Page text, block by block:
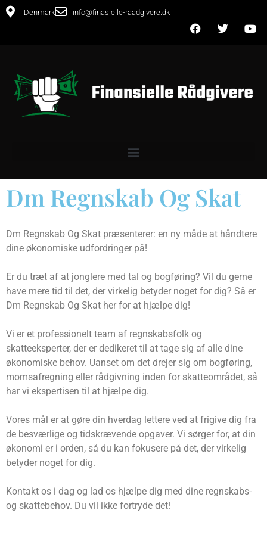
Denmark info@finasielle-raadgivere.dk
Dm Regnskab Og Skat
Dm Regnskab Og Skat præsenterer: en ny måde at håndtere
dine økonomiske udfordringer på!
Er du træt af at jonglere med tal og bogføring? Vil du gerne
have mere tid til det, der virkelig betyder noget for dig? Så er
Dm Regnskab Og Skat her for at hjælpe dig!
Vi er et professionelt team af regnskabsfolk og
skatteeksperter, der er dedikeret til at tage sig af alle dine
økonomiske behov. Uanset om det drejer sig om bogføring,
momsafregning eller rådgivning inden for skatteområdet, så
har vi ekspertisen til at hjælpe dig.
Vores mål er at gøre din hverdag lettere ved at frigive dig fra
de besværlige og tidskrævende opgaver. Vi sørger for, at din
økonomi er i orden, så du kan fokusere på det, der virkelig
betyder noget for dig.
Kontakt os i dag og lad os hjælpe dig med dine regnskabs-
og skattebehov. Du vil ikke fortryde det!